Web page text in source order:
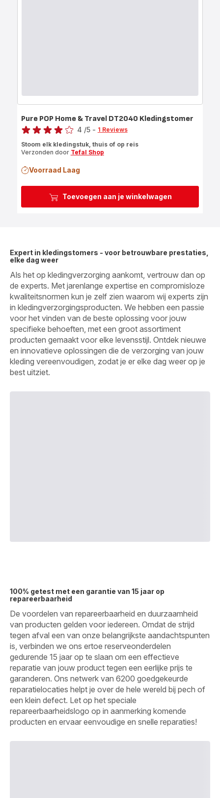
Toevoegen aan je winkelwagen
Pure POP Home & Travel DT2040 Kledingstomer
Score
met
sterren
4 /5 - 1 Reviews
Stoom elk kledingstuk, thuis of op reis
Verzonden door Tefal Shop
Voorraad Laag
Expert in kledingstomers - voor betrouwbare prestaties,
elke dag weer
Als het op kledingverzorging aankomt, vertrouw dan op
de experts. Met jarenlange expertise en compromisloze
kwaliteitsnormen kun je zelf zien waarom wij experts zijn
in kledingverzorgingsproducten. We hebben een passie
voor het vinden van de beste oplossing voor jouw
specifieke behoeften, met een groot assortiment
producten gemaakt voor elke levensstijl. Ontdek nieuwe
en innovatieve oplossingen die de verzorging van jouw
kleding vereenvoudigen, zodat je er elke dag weer op je
best uitziet.
100% getest met een garantie van 15 jaar op
repareerbaarheid
De voordelen van repareerbaarheid en duurzaamheid
van producten gelden voor iedereen. Omdat de strijd
tegen afval een van onze belangrijkste aandachtspunten
is, verbinden we ons ertoe reserveonderdelen
gedurende 15 jaar op te slaan om een effectieve
reparatie van jouw product tegen een eerlijke prijs te
garanderen. Ons netwerk van 6200 goedgekeurde
reparatielocaties helpt je over de hele wereld bij pech of
een klein defect. Let op het speciale
repareerbaarheidslogo op in aanmerking komende
producten en ervaar eenvoudige en snelle reparaties!